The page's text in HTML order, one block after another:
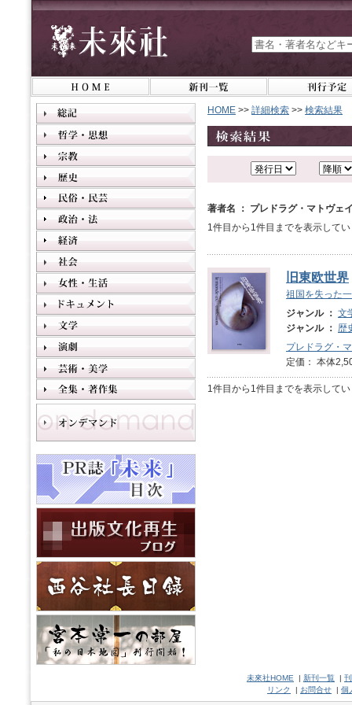
HOME >> 詳細検索 >> 検索結果
著者名 ： プレドラグ・マトヴェ
1件目から1件目までを表示して
旧東欧世界
祖国を失った
ジャンル ： 文
ジャンル ： 歴
プレドラグ・
定価： 本体
1件目から1件目までを表示して
未來社HOME | 新刊一覧 |
リンク
| お問合せ | 個